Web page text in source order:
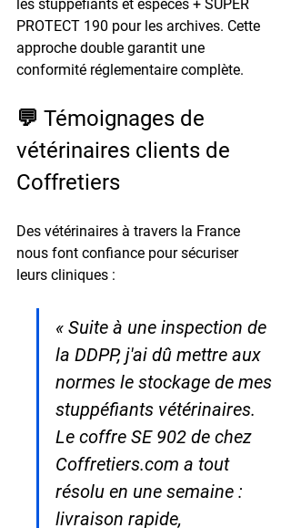
les stuppéfiants et espèces + SUPER
PROTECT 190 pour les archives. Cette
approche double garantit une
conformité réglementaire complète.
💬 Témoignages de
vétérinaires clients de
Coffretiers
Des vétérinaires à travers la France
nous font confiance pour sécuriser
leurs cliniques :
« Suite à une inspection de
la DDPP, j'ai dû mettre aux
normes le stockage de mes
stuppéfiants vétérinaires.
Le coffre SE 902 de chez
Coffretiers.com a tout
résolu en une semaine :
livraison rapide,